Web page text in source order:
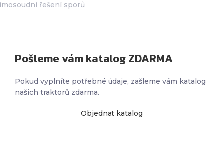
řešení sporů
Pošleme vám katalog ZDARMA
Pokud vyplníte potřebné údaje, zašleme vám katalog
našich traktorů zdarma.
Objednat katalog